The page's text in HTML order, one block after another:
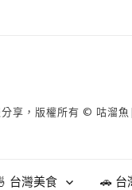
，版權所有 © 咕溜魚|
台灣美食 🚗 台